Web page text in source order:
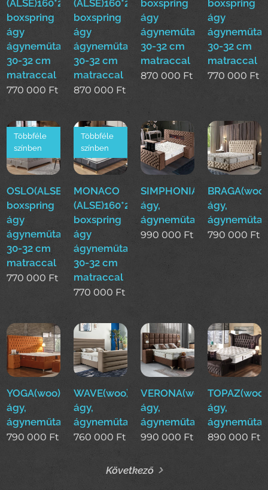
(ALSE)160*200cm
boxspring
ágy
ágyneműtartóval
30-32 cm
matraccal
770 000 Ft
(ALSE)160*200cm
boxspring
ágy
ágyneműtartóval
30-32 cm
matraccal
870 000 Ft
boxspring
ágy
ágyneműtartóval
30-32 cm
matraccal
870 000 Ft
boxspring
ágy
30-32 cm
matraccal
770 000 Ft
OSLO(ALSE)160*200cm
boxspring
ágy
ágyneműtartóval
30-32 cm
matraccal
Többféle
színben
770 000 Ft
MONACO
(ALSE)160*200cm
boxspring
ágy
ágyneműtartóval
30-32 cm
matraccal
Többféle
színben
770 000 Ft
ágy,
ágyneműtartós
990 000 Ft
ágy,
790 000 Ft
YOGA(woo)boxspring
ágy,
ágyneműtartós
790 000 Ft
WAVE(woo)boxspring
ágy,
ágyneműtartós
760 000 Ft
VERONA(woo)boxspring
ágy,
ágyneműtartós
990 000 Ft
ágy,
890 000 Ft
Következő